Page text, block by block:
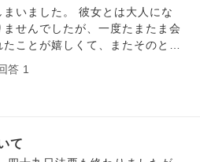
…本日決めてきたところです。
申し訳ないのですが…ここからが
ず父方の叔父に報告し、「祖母
と相談したところ。 「土地は
いね」と返信がありました。
った土地…というのは祟られる
ました。 別宅での供養
、気を付けるべき事、しなくて
すと幸いです。 ちなみに
(身体をつかう仕事なのにご飯も
彼女とは大人にな
せんでしたが、一度たまたま会
ことが嬉しくて、またそのとき
似ていたこともあり、勝手に仲
ら連絡先を聞いてみようと思っ
もしかしたら彼女は死なずに済
答 1
て